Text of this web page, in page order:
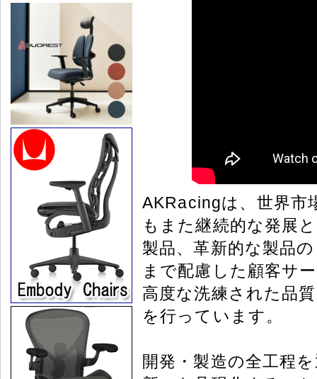
AKRacingは、世界市
もまた継続的な発展
製品、革新的な製品
まで配慮した顧客サ
高度な洗練された品
を行っています。
開発・製造の全工程